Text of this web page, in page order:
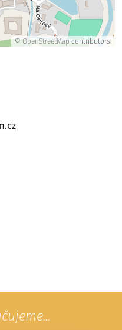
©OpenStreetMapcontributors.